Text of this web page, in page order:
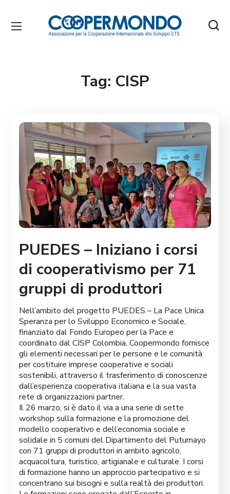
Tag: CISP
PUEDES – Iniziano i corsi
di cooperativismo per 71
gruppi di produttori
Nell’ambito del progetto PUEDES – La Pace Unica
Speranza per lo Sviluppo Economico e Sociale,
finanziato dal Fondo Europeo per la Pace e
coordinato dal CISP Colombia, Coopermondo fornisce
gli elementi necessari per le persone e le comunità
per costituire imprese cooperative e sociali
sostenibili, attraverso il trasferimento di conoscenze
dall’esperienza cooperativa italiana e la sua vasta
rete di organizzazioni partner.
Il 26 marzo, si è dato il via a una serie di sette
workshop sulla formazione e la promozione del
modello cooperativo e dell’economia sociale e
solidale in 5 comuni del Dipartimento del Putumayo
con 71 gruppi di produttori in ambito agricolo,
acquacoltura, turistico, artigianale e culturale. I corsi
di formazione hanno un approccio partecipativo e si
concentrano sui bisogni e sulla realtà dei produttori.